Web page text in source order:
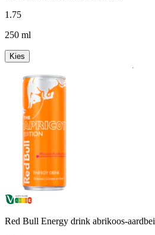
1 .75
250 ml
Kies
Red Bull Energy drink abrikoos-aardbei